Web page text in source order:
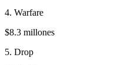
4. Warfare
$8.3 millones
5. Drop